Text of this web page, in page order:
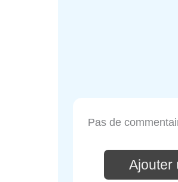
Pas de
Ajouter